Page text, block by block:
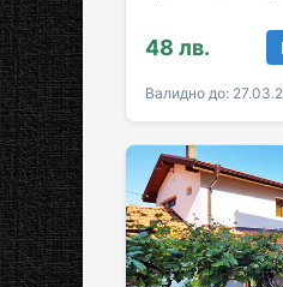
спокойствие и
Грабни ваучер
48 лв.
Валидно до: